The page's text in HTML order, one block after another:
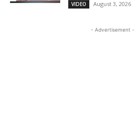
VIDEO August 3, 2026
- Advertisement -